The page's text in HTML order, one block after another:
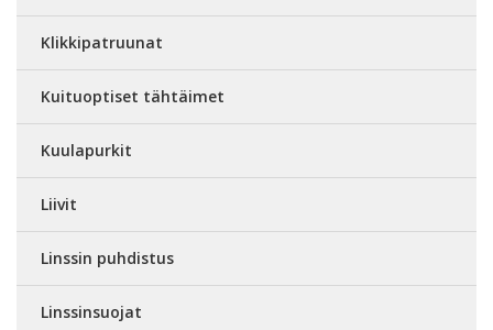
Klikkipatruunat
Kuituoptiset tähtäimet
Kuulapurkit
Liivit
Linssin puhdistus
Linssinsuojat